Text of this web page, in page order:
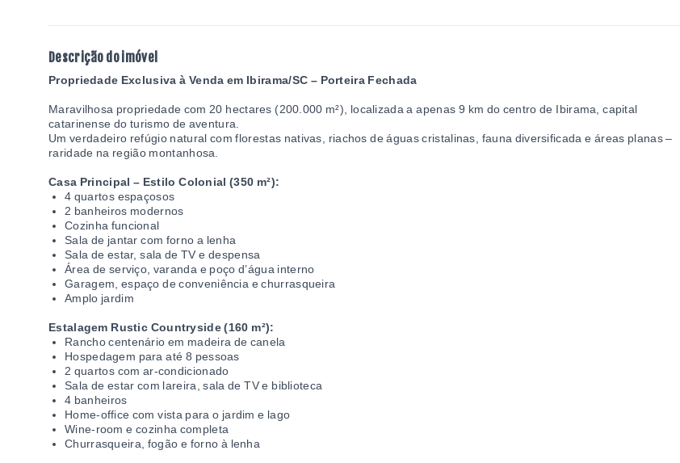
Descrição do imóvel
Propriedade Exclusiva à Venda em Ibirama/SC – Porteira Fechada
Maravilhosa propriedade com 20 hectares (200.000 m²), localizada a apenas 9 km do centro de Ibirama, capital
catarinense do turismo de aventura.
Um verdadeiro refúgio natural com florestas nativas, riachos de águas cristalinas, fauna diversificada e áreas planas –
raridade na região montanhosa.
Casa Principal – Estilo Colonial (350 m²):
4 quartos espaçosos
2 banheiros modernos
Cozinha funcional
Sala de jantar com forno a lenha
Sala de estar, sala de TV e despensa
Área de serviço, varanda e poço d’água interno
Garagem, espaço de conveniência e churrasqueira
Amplo jardim
Estalagem Rustic Countryside (160 m²):
Rancho centenário em madeira de canela
Hospedagem para até 8 pessoas
2 quartos com ar-condicionado
Sala de estar com lareira, sala de TV e biblioteca
4 banheiros
Home-office com vista para o jardim e lago
Wine-room e cozinha completa
Churrasqueira, fogão e forno à lenha